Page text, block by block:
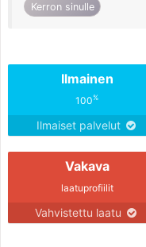
Kerron sinulle
Ilmainen
100%
Ilmaiset palvelut
Vakava
laatuprofiilit
Vahvistettu laatu